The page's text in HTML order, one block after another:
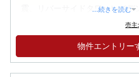
震、リバーサイドタワーレジデ
...続きを読む
売主
物件エントリー